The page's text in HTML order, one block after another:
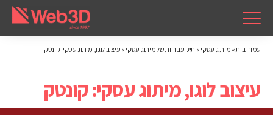
עמוד בית» מיתוג עסקי » תיק עבודות של מיתוג עסקי » עיצוב לוגו, מיתוג עסקי: קונטק
עיצוב לוגו, מיתוג עסקי: קונטק